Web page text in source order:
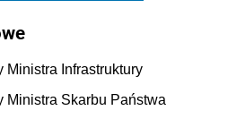
Ministra Infrastruktury
Ministra Skarbu Państwa